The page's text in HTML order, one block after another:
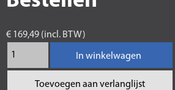
€ 169,49 (incl. BTW)
In winkelwagen
Toevoegen aan verlanglijst